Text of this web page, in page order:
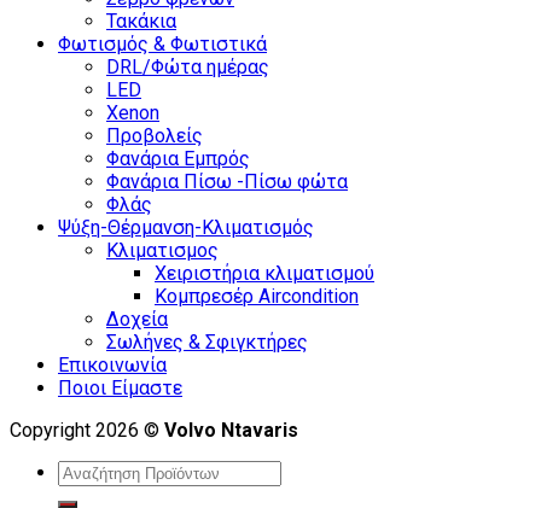
Τακάκια
Φωτισμός & Φωτιστικά
DRL/Φώτα ημέρας
LED
Xenon
Προβολείς
Φανάρια Εμπρός
Φανάρια Πίσω -Πίσω φώτα
Φλάς
Ψύξη-Θέρμανση-Κλιματισμός
Κλιματισμος
Χειριστήρια κλιματισμού
Κομπρεσέρ Aircondition
Δοχεία
Σωλήνες & Σφιγκτήρες
Επικοινωνία
Ποιοι Είμαστε
Copyright 2026 © Volvo Ntavaris
Search
for: